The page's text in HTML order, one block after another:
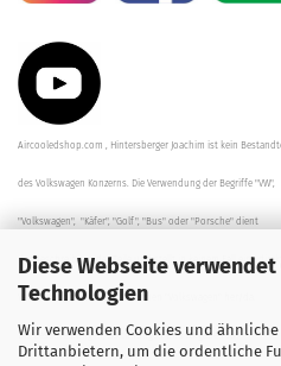
Diese Webseite
Technologien
Wir verwenden Cookies und
Drittanbietern, um die ordentliche
Aircooledshop.com , Hintersberger Joachim ist kein
des Volkswagen Konzerns. Die Verwendung der Begriffe "VW",
"Volkswagen", "Käfer", "Golf", "Bus" oder "Porsche" dient
der Beschreibung der Teile und stellt in keinem Fall eine
Verbindung zu dem Unternehmen "Volkswagen" her/da.
Die Beschreibungen, Zeichnungen und Angaben zur